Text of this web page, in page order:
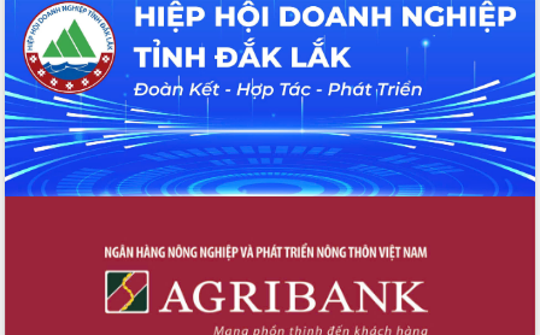
với Tập đoàn Bưu chính Viễn thông
Việt Nam
Thứ trưởng Bộ Y tế làm việc với tỉnh
Đắk Lắk về phát triển nhân lực y tế
cho trạm y tế cấp xã
Du lịch Đắk Lắk nâng tầm trải nghiệm
du khách thông qua Hệ thống cơ sở dữ
liệu và Bản đồ số
trong thương mại điện tử năm 2026
Đoàn đại biểu Quốc hội tỉnh Đắk Lắk
trao đổi thông tin trước Kỳ họp thứ